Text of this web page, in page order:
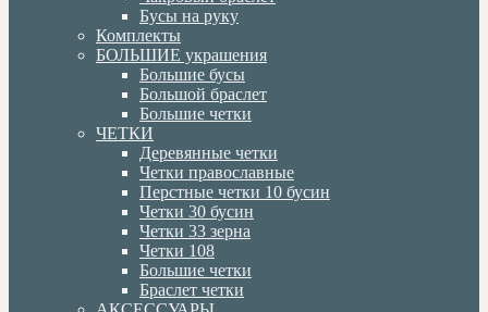
Бусы на руку
Комплекты
БОЛЬШИЕ украшения
Большие бусы
Большой браслет
Большие четки
ЧЕТКИ
Деревянные четки
Четки православные
Перстные четки 10 бусин
Четки 30 бусин
Четки 33 зерна
Четки 108
Большие четки
Браслет четки